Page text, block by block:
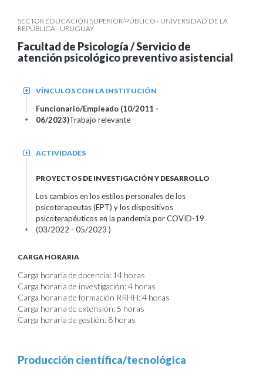
SECTOR EDUCACIÓN SUPERIOR/PÚBLICO - UNIVERSIDAD DE LA
REPÚBLICA - URUGUAY
Facultad de Psicología / Servicio de
atención psicológico preventivo asistencial
VÍNCULOS CON LA INSTITUCIÓN
+
Funcionario/Empleado (10/2011 -
06/2023)Trabajo relevante
+
ACTIVIDADES
+
PROYECTOS DE INVESTIGACIÓN Y DESARROLLO
Los cambios en los estilos personales de los
psicoterapeutas (EPT) y los dispositivos
psicoterapéuticos en la pandemia por COVID-19
(03/2022 - 05/2023 )
+
CARGA HORARIA
Carga horaria de docencia: 14 horas
Carga horaria de investigación: 4 horas
Carga horaria de formación RRHH: 4 horas
Carga horaria de extensión: 5 horas
Carga horaria de gestión: 8 horas
Producción científica/tecnológica